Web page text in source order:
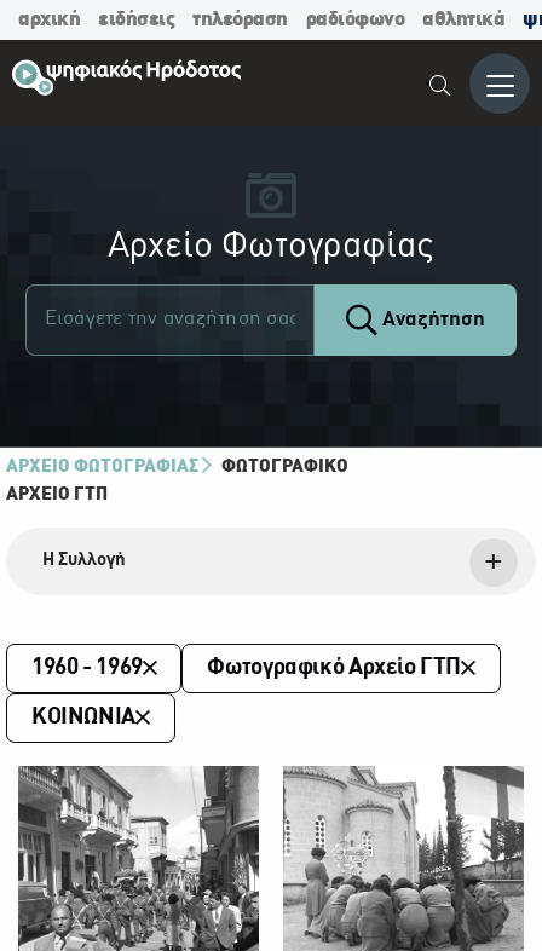
αρχική ειδήσεις τηλεόραση ραδιόφωνο αθλητικά
Μενού
Αρχείο Φωτογραφίας
Αναζήτηση
ΑΡΧΕΙΟ ΦΩΤΟΓΡΑΦΙΑΣ
ΦΩΤΟΓΡΑΦΙΚΌ
ΑΡΧΕΊΟ ΓΤΠ
Η Συλλογή
1960 - 1969 Φωτογραφικό Αρχείο ΓΤΠ
ΚΟΙΝΩΝΙΑ